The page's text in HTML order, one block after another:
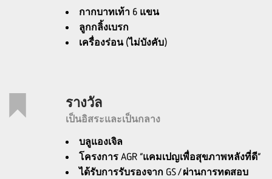
กากบาทเท้า 6 แขน
ลูกกลิ้งเบรก
เครื่องร่อน (ไม่บังคับ)
รางวัล
เป็นอิสระและเป็นกลาง
บลูแองเจิล
โครงการ AGR “แคมเปญเพื่อสุขภาพหลังที่ดี”
ได้รับการรับรองจาก GS / ผ่านการทดสอบ